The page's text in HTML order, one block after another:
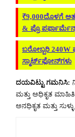
₹9,000ದೊಳಗೆ
& ಪ್ರೊ
ಬರೋಬ್ಬರಿ 240W
ಸ್ಮಾರ್ಟ್‌ಫೋನ್‌ಗಳು
ದಯವಿಟ್ಟು ಗಮನಿಸಿ:
ಮತ್ತು ಅಧಿಕೃತ
ಅನಧಿಕೃತ ಮತ್ತು